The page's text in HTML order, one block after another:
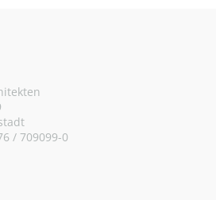
/ 709099-0